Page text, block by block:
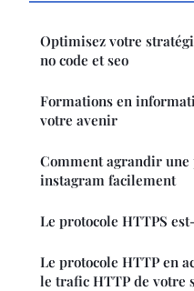
Optimisez votre
no code et seo
Formations en
votre avenir
Comment agrandir
instagram facilement
Le protocole HTTPS
Le protocole HTTP en
le trafic HTTP de votre